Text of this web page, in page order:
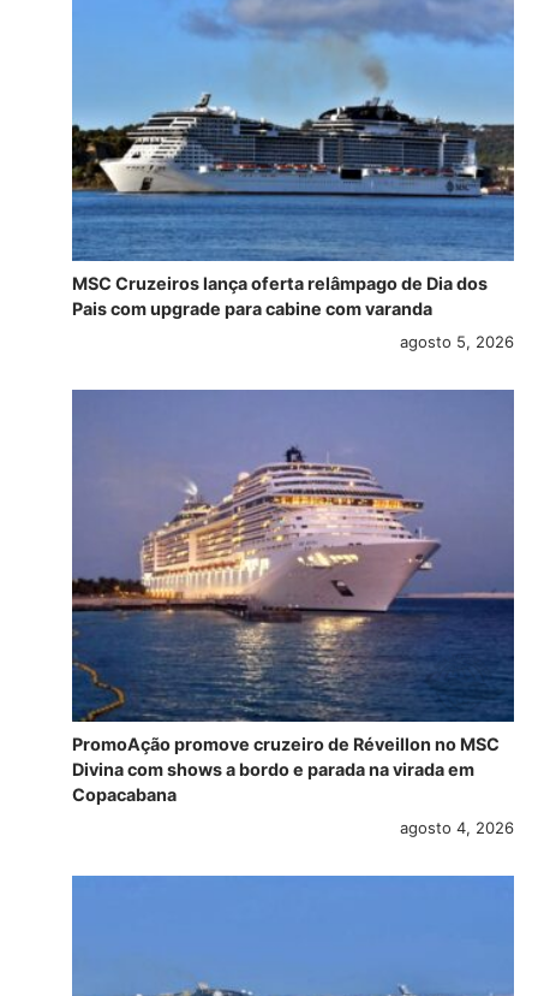
MSC Cruzeiros lança oferta relâmpago de Dia dos
Pais com upgrade para cabine com varanda
agosto 5, 2026
PromoAção promove cruzeiro de Réveillon no MSC
Divina com shows a bordo e parada na virada em
Copacabana
agosto 4, 2026